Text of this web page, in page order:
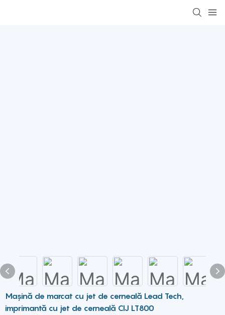
Mașină de marcat cu jet de cerneală Lead Tech,
imprimantă cu jet de cerneală CIJ LT800